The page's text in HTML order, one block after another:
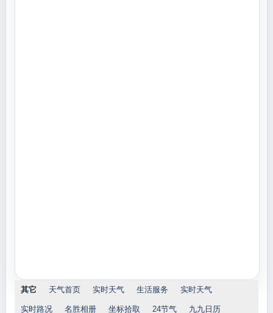
其它 天气首页 实时天气 生活服务 实时天气
实时路况 名胜相册 坐标拾取 24节气 九九日历